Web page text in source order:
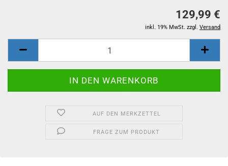
129,99 €
inkl. 19% MwSt. zzgl. Versand
AUF DEN MERKZETTEL
FRAGE ZUM PRODUKT